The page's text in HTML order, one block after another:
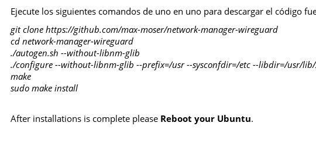
Ejecute los siguientes comandos de uno en uno para descargar el código
git clone https://github.com/max-moser/network-manager-wireguard
cd network-manager-wireguard
./autogen.sh --without-libnm-glib
./configure --without-libnm-glib --prefix=/usr --sysconfdir=/etc --libdir=/usr/
make
sudo make install
After installations is complete please Reboot your Ubuntu.